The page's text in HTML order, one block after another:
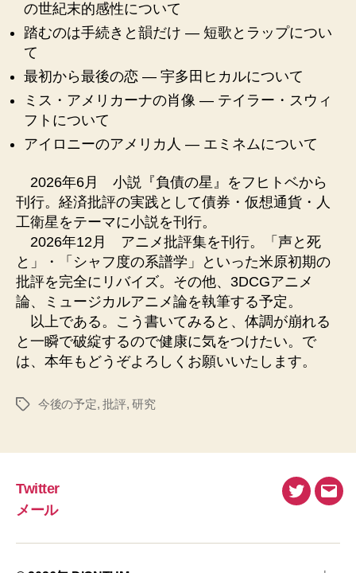
の世紀末的感性について
踏むのは手続きと韻だけ ― 短歌とラップについ
て
最初から最後の恋 ― 宇多田ヒカルについて
ミス・アメリカーナの肖像 ― テイラー・スウィ
フトについて
アイロニーのアメリカ人 ― エミネムについて
2026年6月 小説『負債の星』をフヒトベから
刊行。経済批評の実践として債券・仮想通貨・人
工衛星をテーマに小説を刊行。
2026年12月 アニメ批評集を刊行。「声と死
と」・「シャフ度の系譜学」といった米原初期の
批評を完全にリバイズ。その他、3DCGアニメ
論、ミュージカルアニメ論を執筆する予定。
以上である。こう書いてみると、体調が崩れる
と一瞬で破綻するので健康に気をつけたい。で
は、本年もどうぞよろしくお願いいたします。
タ
今後の予定,批評,研究
Twitter
メール
Twitterメ
ル